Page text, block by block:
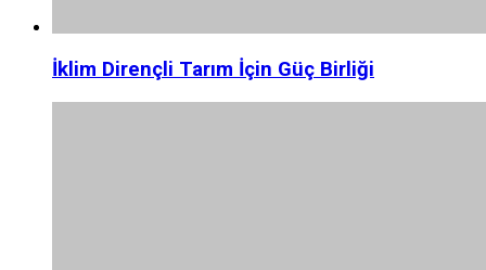
İklim Dirençli Tarım İçin Güç Birliği